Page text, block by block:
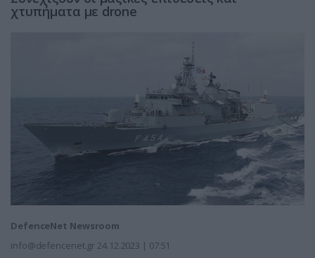
χτυπήματα με drone
DefenceNet Newsroom
info@defencenet.gr 24.12.2023 | 07:51